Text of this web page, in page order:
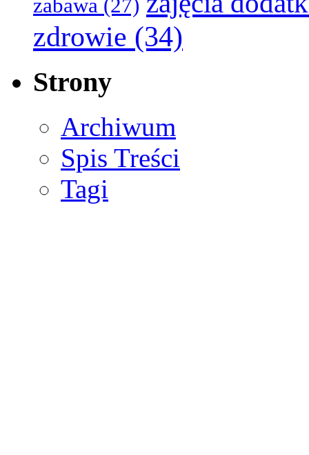
zabawa (27)
zdrowie (34)
Strony
Archiwum
Spis Treści
Tagi